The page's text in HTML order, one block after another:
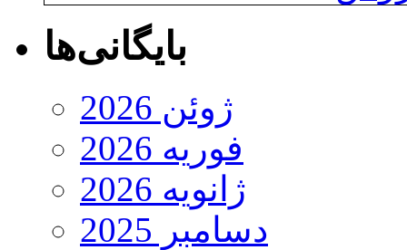
بایگانی‌ها
ژوئن 2026
فوریه 2026
ژانویه 2026
دسامبر 2025